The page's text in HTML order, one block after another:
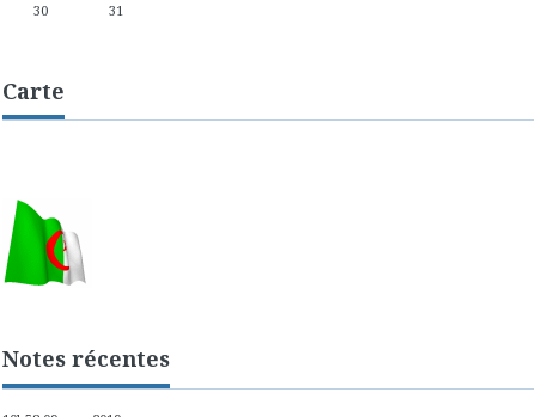
30
31
Carte
Notes récentes